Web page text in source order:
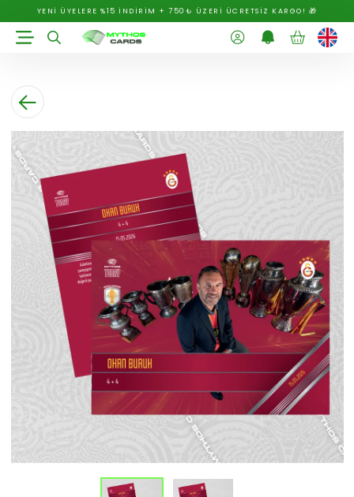
YENİ ÜYELERE %15 İNDİRİM + 750₺ ÜZERİ ÜCRETSİZ KARGO! 🎁